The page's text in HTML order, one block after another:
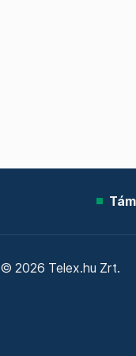
© 2026 Telex.hu Zrt.